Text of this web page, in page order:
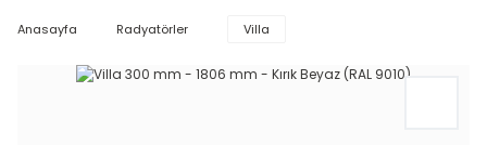
Anasayfa Radyatörler Villa